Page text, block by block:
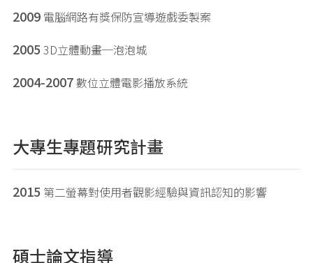
2009 電腦網路有獎保防宣導遊戲委製案
2005 3D立體動畫─泡泡城
2004-2007數位立體電影播放系統
大專生專題研究計畫
2015 第二螢幕對使用者觀影經驗與資訊認知的影響
碩士論文指導